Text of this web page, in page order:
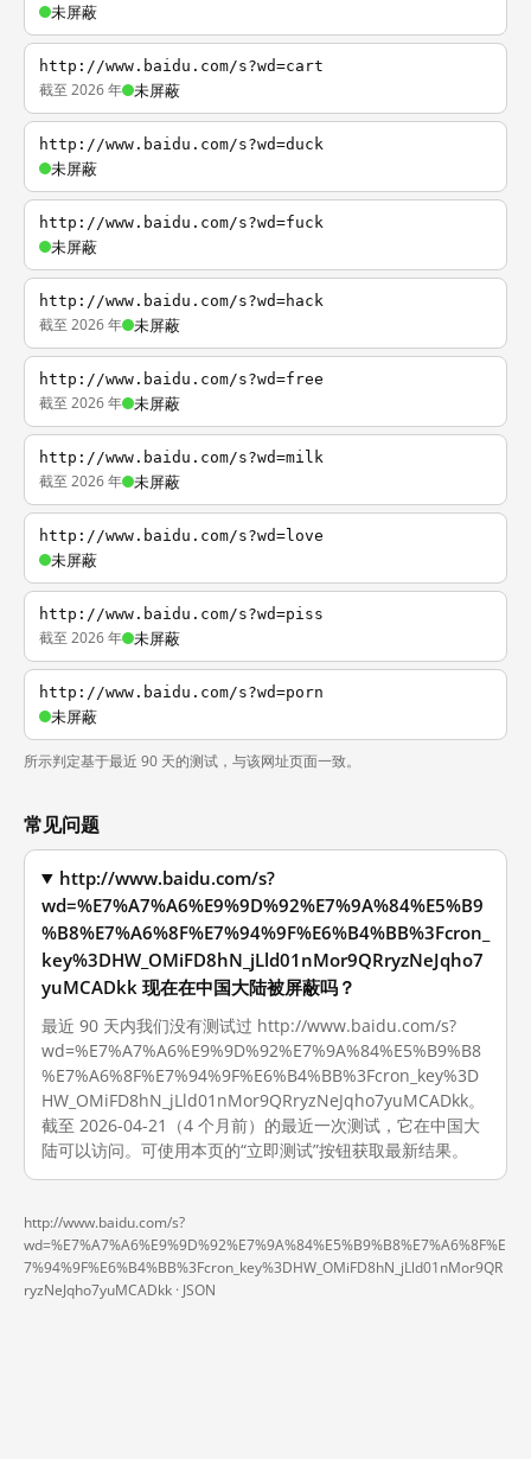
未屏蔽
http://www.baidu.com/s?wd=cart
截至 2026 年 未屏蔽
http://www.baidu.com/s?wd=duck
未屏蔽
http://www.baidu.com/s?wd=fuck
未屏蔽
http://www.baidu.com/s?wd=hack
截至 2026 年 未屏蔽
http://www.baidu.com/s?wd=free
截至 2026 年 未屏蔽
http://www.baidu.com/s?wd=milk
截至 2026 年 未屏蔽
http://www.baidu.com/s?wd=love
未屏蔽
http://www.baidu.com/s?wd=piss
截至 2026 年 未屏蔽
http://www.baidu.com/s?wd=porn
未屏蔽
所示判定基于最近 90 天的测试，与该网址页面一致。
常见问题
http://www.baidu.com/s?
wd=%E7%A7%A6%E9%9D%92%E7%9A%84%E5%B9
%B8%E7%A6%8F%E7%94%9F%E6%B4%BB%3Fcron_
key%3DHW_OMiFD8hN_jLld01nMor9QRryzNeJqho7
yuMCADkk 现在在中国大陆被屏蔽吗？
最近 90 天内我们没有测试过 http://www.baidu.com/s?
wd=%E7%A7%A6%E9%9D%92%E7%9A%84%E5%B9%B8
%E7%A6%8F%E7%94%9F%E6%B4%BB%3Fcron_key%3D
HW_OMiFD8hN_jLld01nMor9QRryzNeJqho7yuMCADkk。
截至 2026-04-21（4 个月前）的最近一次测试，它在中国大
陆可以访问。可使用本页的“立即测试”按钮获取最新结果。
http://www.baidu.com/s?
wd=%E7%A7%A6%E9%9D%92%E7%9A%84%E5%B9%B8%E7%A6%8F%E
7%94%9F%E6%B4%BB%3Fcron_key%3DHW_OMiFD8hN_jLld01nMor9QR
ryzNeJqho7yuMCADkk · JSON